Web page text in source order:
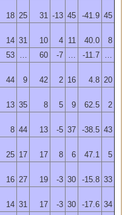
18 25 31 -13 45 -41.9 45
14 31 10 4 11 40.0
8
53 … 60 -7 … -11.7 …
44 9 42 2 16 4.8 20
13 35 8 5 9 62.5
2
8 44 13 -5 37 -38.5 43
25 17 17 8 6 47.1
5
16 27 19 -3 30 -15.8 33
14 31 17 -3 30 -17.6 34